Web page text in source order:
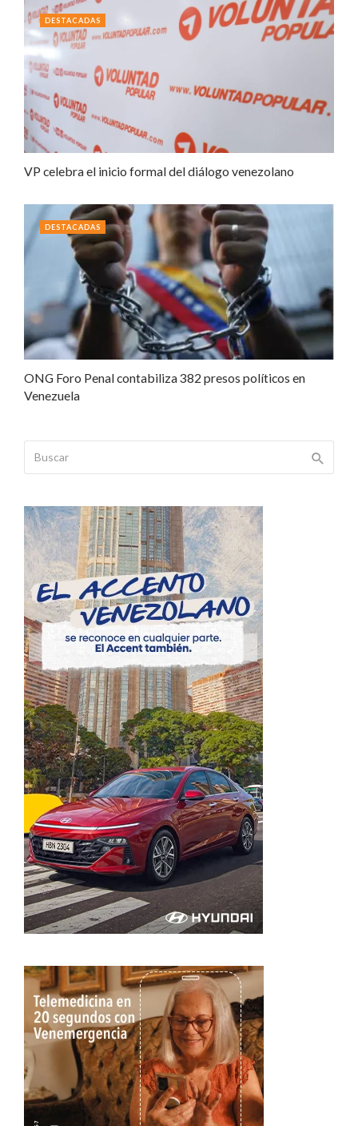
VP celebra el inicio formal del diálogo venezolano
DESTACADAS
ONG Foro Penal contabiliza 382 presos políticos en
Venezuela
DESTACADAS